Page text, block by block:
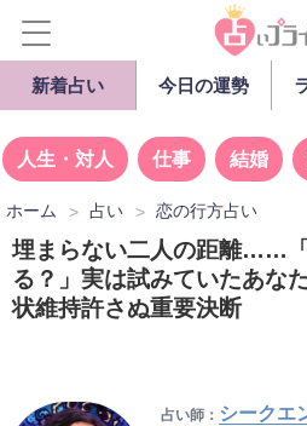
新着占い 今日の運勢
人生・対人 仕事 結婚
ホーム 占い 恋の行方占い
埋まらない二人の距離……
る？」実は試みていたあな
状維持許さぬ重要決断
占い師： シークエ